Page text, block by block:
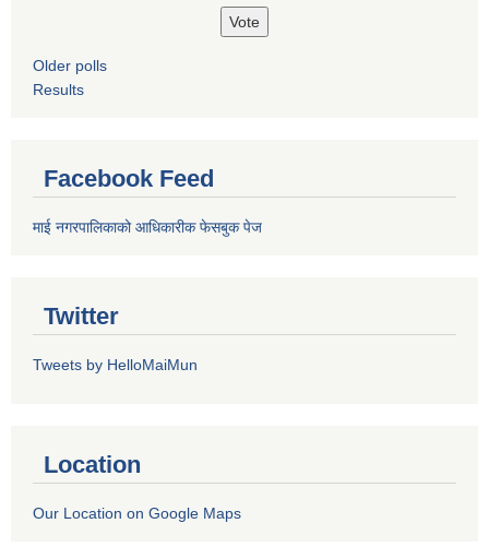
Older polls
Results
Facebook Feed
माई नगरपालिकाको आधिकारीक फेसबुक पेज
Twitter
Tweets by HelloMaiMun
Location
Our Location on Google Maps